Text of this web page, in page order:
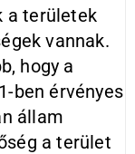
a területek
vannak.
hogy a
ben érvényes
állam
a terület